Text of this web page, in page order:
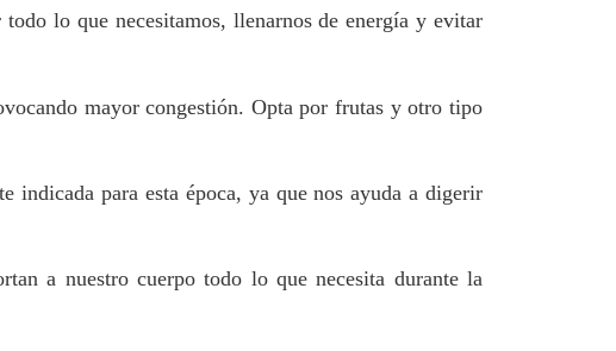
lo que necesitamos, llenarnos de energía y evitar
mayor congestión. Opta por frutas y otro tipo
indicada para esta época, ya que nos ayuda a digerir
a nuestro cuerpo todo lo que necesita durante la